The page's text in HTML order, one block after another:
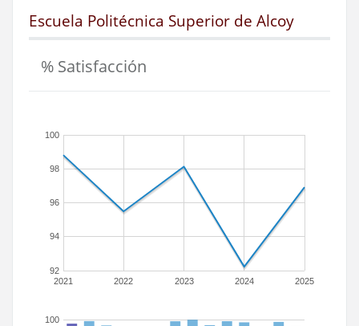
Escuela Politécnica Superior de Alcoy
% Satisfacción
2021 2022 2023 2024 2025
92
94
96
98
100
100